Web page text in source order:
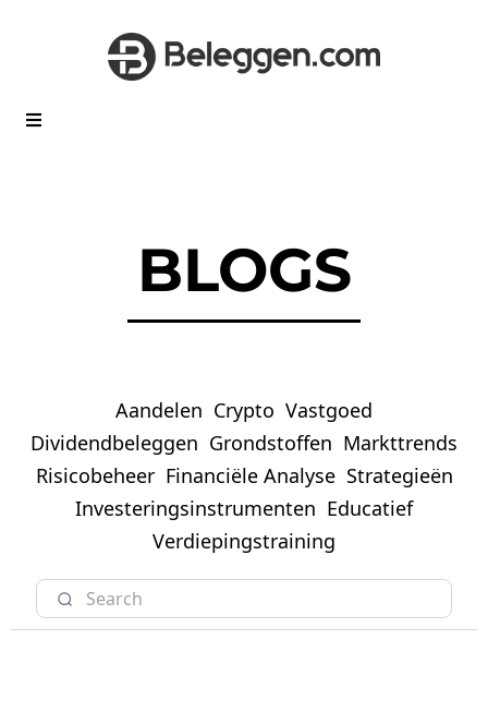
BLOGS
Aandelen Crypto Vastgoed
Dividendbeleggen Grondstoffen Markttrends
Risicobeheer Financiële Analyse Strategieën
Investeringsinstrumenten Educatief
Verdiepingstraining